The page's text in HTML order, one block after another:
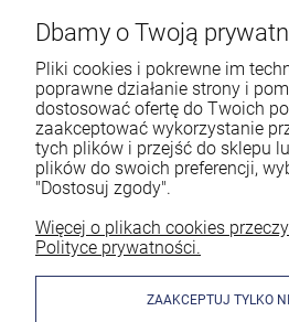
Dbamy o Twoją
Pliki cookies i pokrewne im
poprawne działanie strony i
dostosować ofertę do Twoich
zaakceptować wykorzystanie
tych plików i przejść do sklepu
plików do swoich preferencji,
"Dostosuj zgody".
Więcej o plikach cookies
Polityce prywatności.
ZAAKCEPTUJ TYLKO